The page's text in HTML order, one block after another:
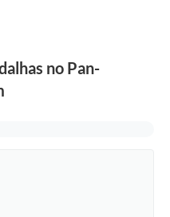
no Pan-
a